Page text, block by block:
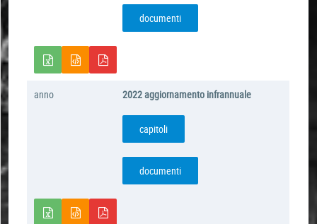
documenti
anno 2022 aggiornamento infrannuale
capitoli
documenti